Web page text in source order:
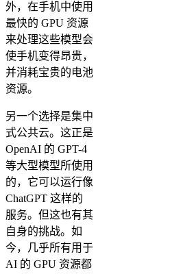
外，在手机中使用
最快的 GPU 资源
来处理这些模型会
使手机变得昂贵，
并消耗宝贵的电池
资源。
另一个选择是集中
式公共云。这正是
OpenAI 的 GPT-4
等大型模型所使用
的，它可以运行像
ChatGPT 这样的
服务。但这也有其
自身的挑战。如
今，几乎所有用于
AI 的 GPU 资源都